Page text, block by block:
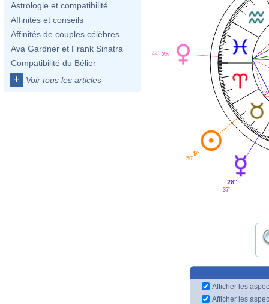
Astrologie et compatibilité
Affinités et conseils
Affinités de couples célèbres
Ava Gardner et Frank Sinatra
Compatibilité du Bélier
+ Voir tous les articles
25°
44'
9°
59'
28°
37'
Afficher les
Afficher les